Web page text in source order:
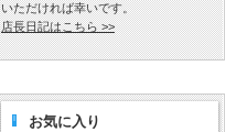
いただければ幸いです。
店長日記はこちら >>
お気に入り